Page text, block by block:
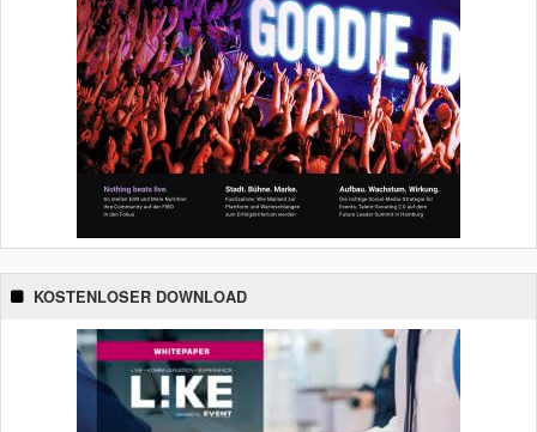
KOSTENLOSER DOWNLOAD